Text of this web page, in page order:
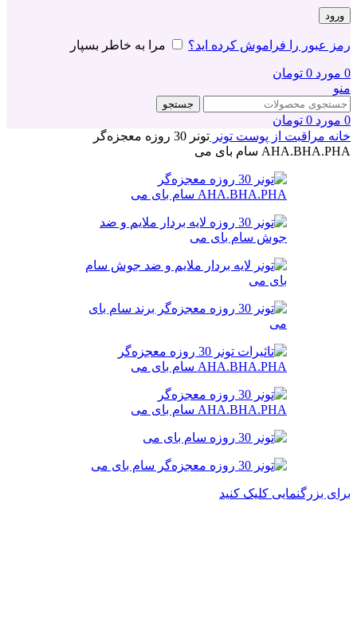
ورود
رمز عبور را فراموش کرده اید؟ مرا به خاطر بسپار
0 مورد 0 تومان
منو
جستجو
0 مورد 0 تومان
خانه مراقبت از پوست تونر
تونر 30 روزه معجزه‌گر
AHA.BHA.PHA سام بای می
برای بزرگنمایی کلیک کنید